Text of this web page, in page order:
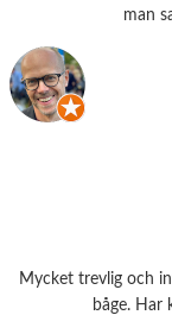
man
Mycket trevlig och
båge. Har